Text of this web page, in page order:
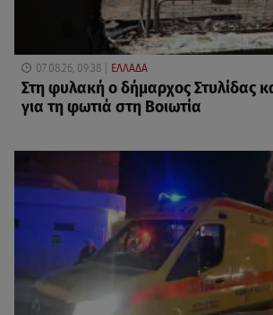
07.08.26, 09:38 ΕΛΛΑΔΑ
Στη φυλακή ο δήμαρχος Στυλίδας
για τη φωτιά στη Βοιωτία